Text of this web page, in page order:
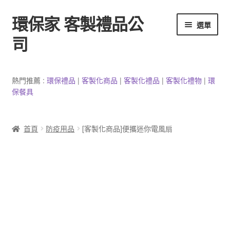
跳
至
導
跳
至
主
容
環保家 客製禮品公
司
選單
3C產品客製
熱門推薦 : 環保禮品 | 客製化商品 | 客製化禮品 | 客製化禮物| 環
保餐具
首頁 防疫用品 [客製化商品]便攜迷你電風扇